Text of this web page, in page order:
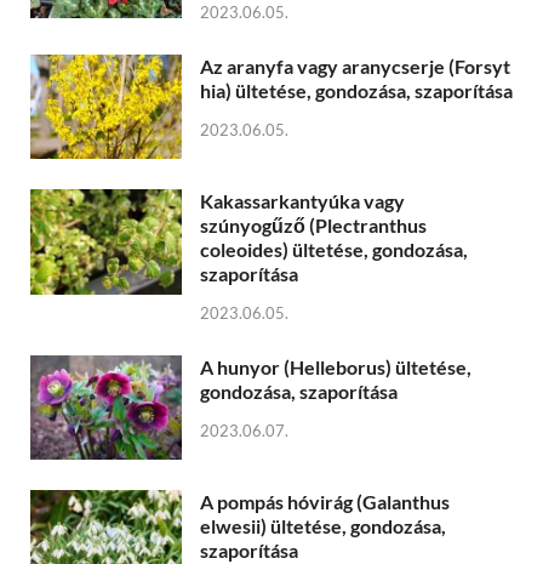
2023.06.05.
Az aranyfa vagy aranycserje (Forsyt
hia) ültetése, gondozása, szaporítása
2023.06.05.
Kakassarkantyúka vagy
szúnyogűző (Plectranthus
coleoides) ültetése, gondozása,
szaporítása
2023.06.05.
A hunyor (Helleborus) ültetése,
gondozása, szaporítása
2023.06.07.
A pompás hóvirág (Galanthus
elwesii) ültetése, gondozása,
szaporítása